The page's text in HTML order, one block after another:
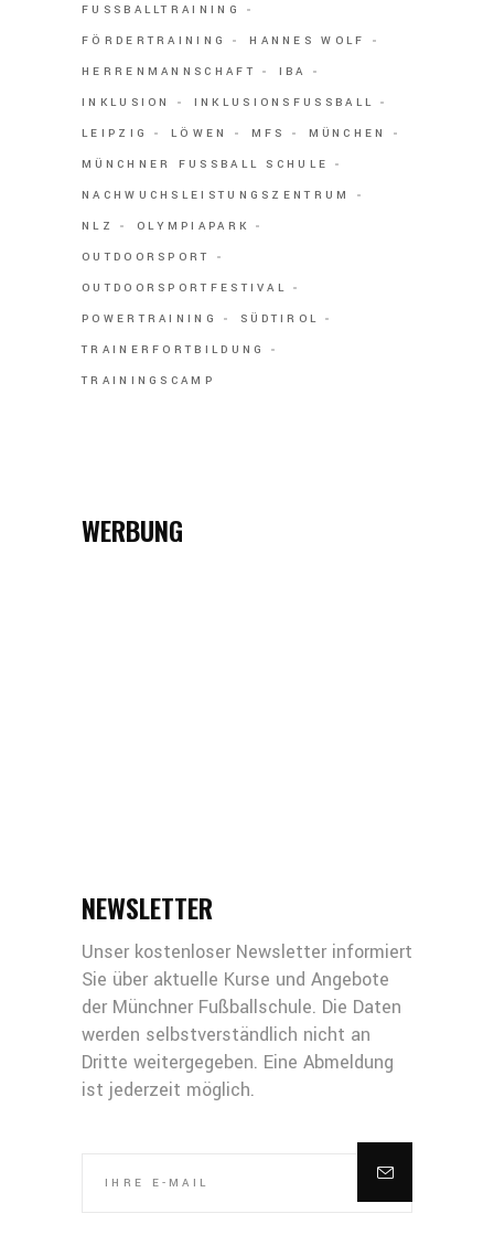
FUSSBALLTRAINING
FÖRDERTRAINING
HANNES WOLF
HERRENMANNSCHAFT
IBA
INKLUSION
INKLUSIONSFUSSBALL
LEIPZIG
LÖWEN MFS
MÜNCHEN
MÜNCHNER FUSSBALL SCHULE
NACHWUCHSLEISTUNGSZENTRUM
NLZ
OLYMPIAPARK
OUTDOORSPORT
OUTDOORSPORTFESTIVAL
POWERTRAINING
SÜDTIROL
TRAINERFORTBILDUNG
TRAININGSCAMP
WERBUNG
NEWSLETTER
Unser kostenloser Newsletter informiert
Sie über aktuelle Kurse und Angebote
der Münchner Fußballschule. Die Daten
werden selbstverständlich nicht an
Dritte weitergegeben. Eine Abmeldung
ist jederzeit möglich.